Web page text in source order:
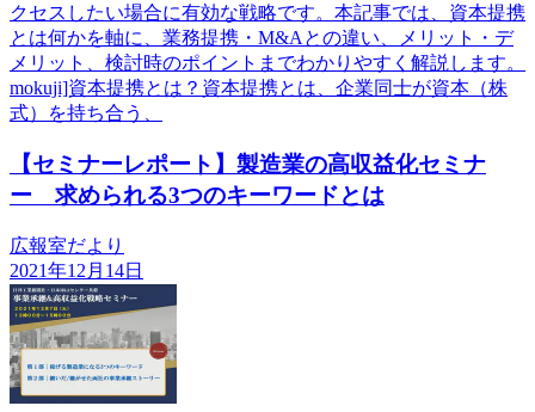
クセスしたい場合に有効な戦略です。本記事では、資本提携
とは何かを軸に、業務提携・M&Aとの違い、メリット・デ
メリット、検討時のポイントまでわかりやすく解説します。
mokuji]資本提携とは？資本提携とは、企業同士が資本（株
式）を持ち合う、
【セミナーレポート】製造業の高収益化セミナ
ー 求められる3つのキーワードとは
広報室だより
2021年12月14日